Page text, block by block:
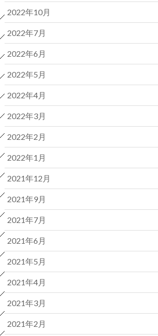
2022年10月
2022年7月
2022年6月
2022年5月
2022年4月
2022年3月
2022年2月
2022年1月
2021年12月
2021年9月
2021年7月
2021年6月
2021年5月
2021年4月
2021年3月
2021年2月